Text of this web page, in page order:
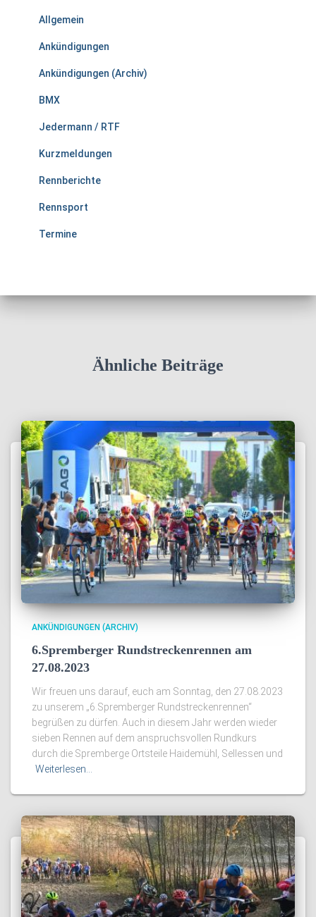
Allgemein
Ankündigungen
Ankündigungen (Archiv)
BMX
Jedermann / RTF
Kurzmeldungen
Rennberichte
Rennsport
Termine
Ähnliche Beiträge
ANKÜNDIGUNGEN (ARCHIV)
6.Spremberger Rundstreckenrennen am
27.08.2023
Wir freuen uns darauf, euch am Sonntag, den 27.08.2023
zu unserem „6.Spremberger Rundstreckenrennen“
begrüßen zu dürfen. Auch in diesem Jahr werden wieder
sieben Rennen auf dem anspruchsvollen Rundkurs
durch die Spremberge Ortsteile Haidemühl, Sellessen und
Weiterlesen…